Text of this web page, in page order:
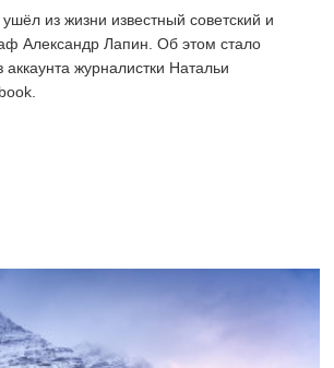
из жизни известный советский и
Александр Лапин. Об этом стало
аккаунта журналистки Натальи